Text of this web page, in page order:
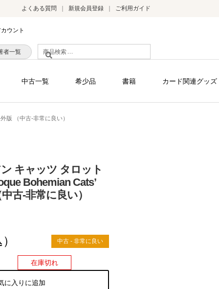
よくある質問 新規会員登録 ご利用ガイド
ウント
検
索
象:
者一覧
中古一覧 希少品 書籍 カード関連グッズ
版 （中古-非常に良い）
キャッツ タロット
Bohemian Cats’
古-非常に良い）
中古 - 非常に良い
在庫切れ
に入りに追加